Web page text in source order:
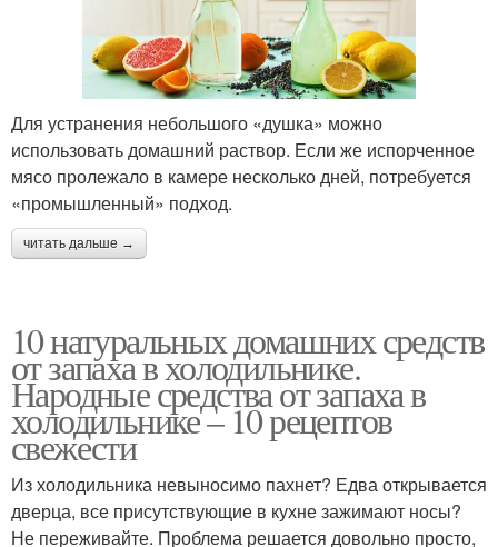
Для устранения небольшого «душка» можно
использовать домашний раствор. Если же испорченное
мясо пролежало в камере несколько дней, потребуется
«промышленный» подход.
читать дальше →
10 натуральных домашних средств
от запаха в холодильнике.
Народные средства от запаха в
холодильнике – 10 рецептов
свежести
Из холодильника невыносимо пахнет? Едва открывается
дверца, все присутствующие в кухне зажимают носы?
Не переживайте. Проблема решается довольно просто,